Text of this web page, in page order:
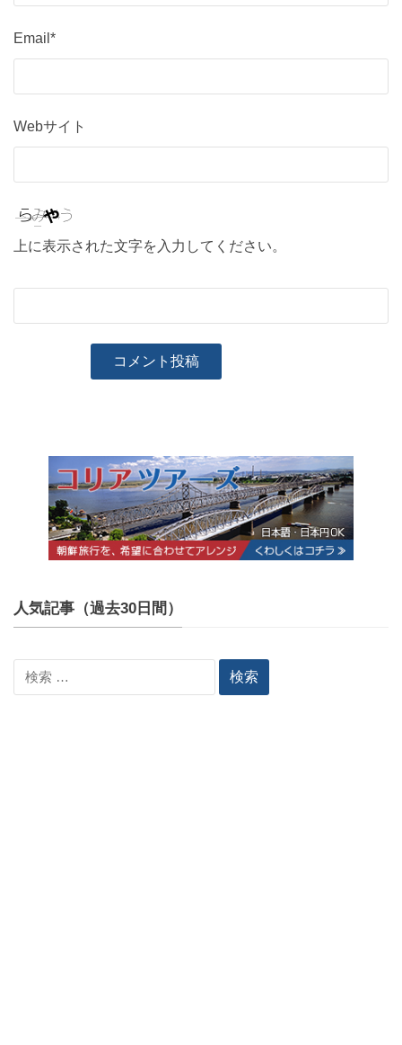
Email*
Webサイト
上に表示された文字を入力してください。
人気記事（過去30日間）